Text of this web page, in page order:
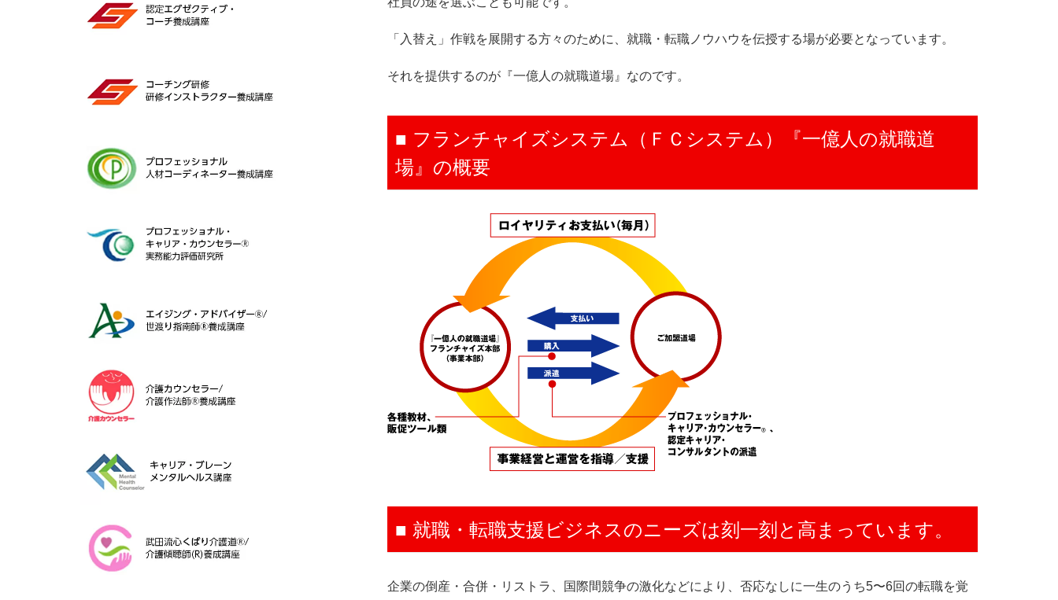
「入替え」作戦を展開する方々のために、就職・転職ノウハウを伝授する場が必要となっています。
それを提供するのが『一億人の就職道場』なのです。
■ フランチャイズシステム（ＦＣシステム）『一億人の就職道
場』の概要
■ 就職・転職支援ビジネスのニーズは刻一刻と高まっています。
企業の倒産・合併・リストラ、国際間競争の激化などにより、否応なしに一生のうち5〜6回の転職を覚